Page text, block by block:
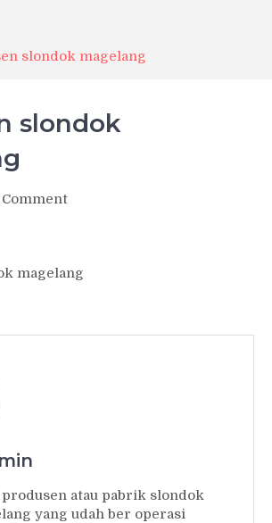
slondok magelang
slondok
magelang
produsen atau pabrik slondok
yang udah ber operasi